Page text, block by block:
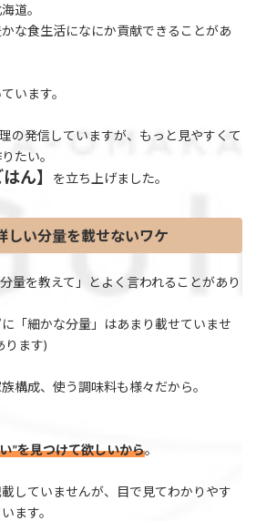
道。
な食生活になにか貢献できることがあ
います。
の発信していますが、もっと見やすくて
たい。
ん】 を立ち上げました。
しい分量を載せないワケ
量を教えて」とよく言われることがあり
「細かな分量」はあまり載せていませ
ります)
構成、使う調味料も様々だから。
”を見つけて欲しいから。
していませんが、目で見てわかりやす
ます。